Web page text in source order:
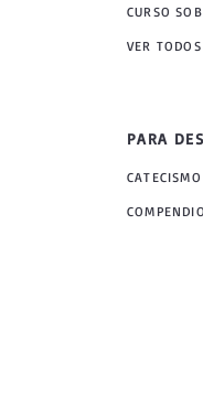
CURSO
VER
PARA